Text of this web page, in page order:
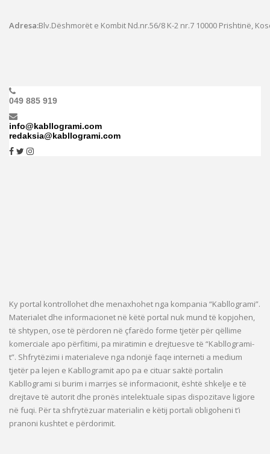
Adresa:Blv.Dëshmorët e Kombit Nd.nr.56/8 K-2 nr.7 10000 Prishtinë,
049 885 919
info@kabllogrami.com
redaksia@kabllogrami.com
Ky portal kontrollohet dhe menaxhohet nga kompania “Kabllogrami”.
Materialet dhe informacionet në këtë portal nuk mund të kopjohen,
të shtypen, ose të përdoren në çfarëdo forme tjetër për qëllime
komerciale apo përfitimi, pa miratimin e drejtuesve të “Kabllogrami-
t”. Shfrytëzimi i materialeve nga ndonjë faqe interneti a medium
tjetër pa lejen e Kabllogramit apo pa e cituar saktë portalin
Kabllogrami si burim i marrjes së informacionit, është shkelje e të
drejtave të autorit dhe pronës intelektuale sipas dispozitave ligjore
në fuqi. Për ta shfrytëzuar materialin e këtij portali obligoheni t’i
pranoni kushtet e përdorimit.